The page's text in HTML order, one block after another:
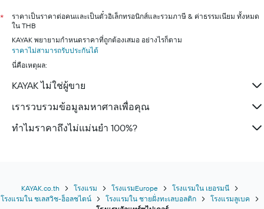
*
ราคาเป็นราคาต่อคนและเป็นตั๋วอิเล็กทรอนิกส์และรวมภาษี & ค่าธรรมเนียม ทั้งหมด
ใน THB
KAYAK พยายามกำหนดราคาที่ถูกต้องเสมอ อย่างไรก็ตาม
ราคาไม่สามารถรับประกันได้
นี่คือเหตุผล:
KAYAK ไม่ใช่ผู้ขาย
เรารวบรวมข้อมูลมหาศาลเพื่อคุณ
ทำไมราคาถึงไม่แม่นยำ 100%?
KAYAK.co.th โรงแรม โรงแรมEurope
โรงแรมใน เยอรมนี
โรงแรมใน ชเลสวิช-ฮ็อลชไตน์
โรงแรมใน ชายฝั่งทะเลบอลติก
โรงแรมลูเบค